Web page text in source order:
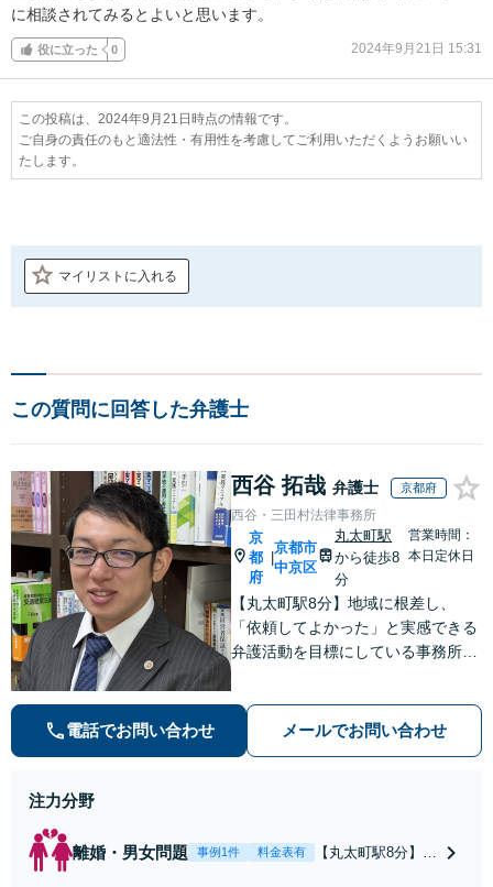
に相談されてみるとよいと思います。
役に立った 0 2024年9月21日 15:31
この投稿は、2024年9月21日時点の情報です。
ご自身の責任のもと適法性・有用性を考慮してご利用いただくようお願いい
たします。
マイリストに入れる
この質問に回答した弁護士
西谷 拓哉 弁護士 京都府
西谷・三田村法律事務所
京
都
府
京都市
中京区
丸太町駅
から徒歩8
分
営業時間：
本日定休日
【丸太町駅8分】地域に根差し、
「依頼してよかった」と実感できる
弁護活動を目標にしている事務所で
実績あり【相続・遺言】相談者さま
に寄り添い、円滑な相続を目指しま
電話でお問い合わせ メールでお問い合わせ
注力分野
離婚・男女問題 事例1件 料金表有
【丸太町駅8分】調